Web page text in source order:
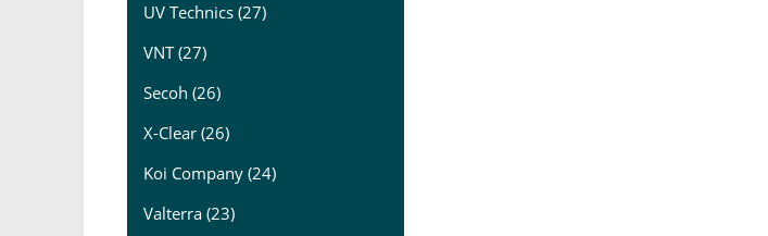
UV Technics (27)
VNT (27)
Secoh (26)
X-Clear (26)
Koi Company (24)
Valterra (23)